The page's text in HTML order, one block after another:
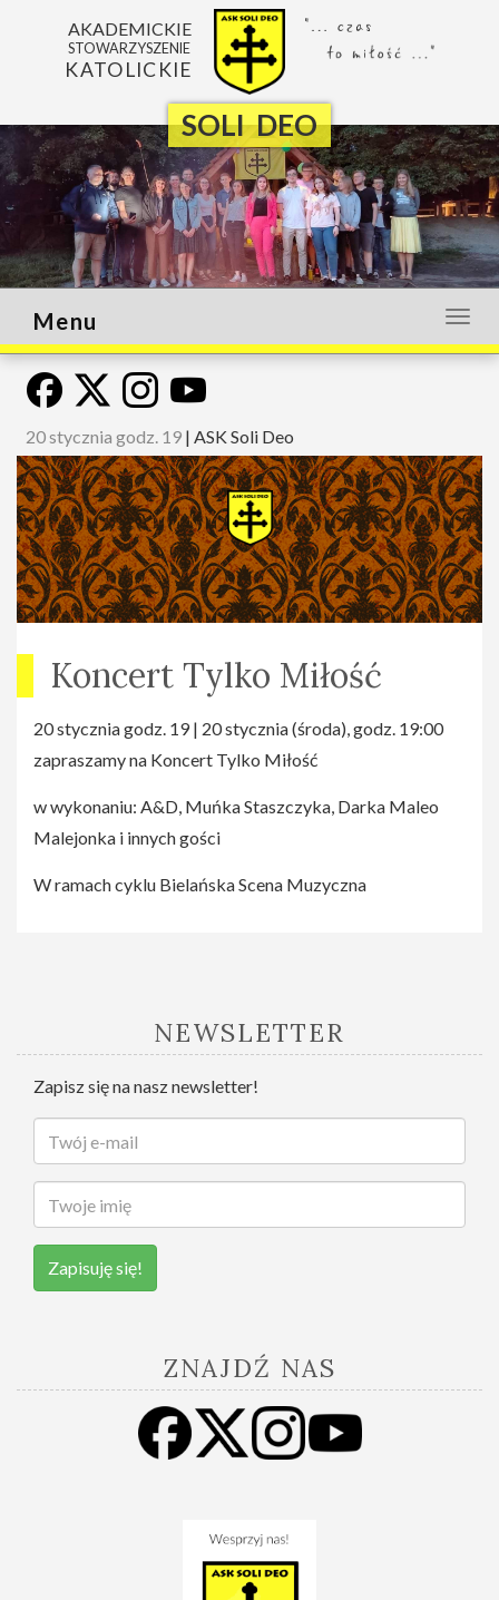
SOLI DEO
AKADEMICKIE
STOWARZYSZENIE
KATOLICKIE
lub
Menu
20 stycznia godz. 19 | ASK Soli Deo
Koncert Tylko Miłość
20 stycznia godz. 19 | 20 stycznia (środa), godz. 19:00
zapraszamy na Koncert Tylko Miłość
w wykonaniu: A&D, Muńka Staszczyka, Darka Maleo
Malejonka i innych gości
W ramach cyklu Bielańska Scena Muzyczna
NEWSLETTER
Zapisz się na nasz newsletter!
Zapisuję się!
ZNAJDŹ NAS